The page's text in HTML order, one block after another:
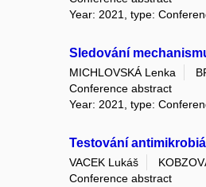
Year: 2021, type:
Sledování
MICHLOVSKÁ Lenka
Conference abstract
Year: 2021, type:
Testování
VACEK Lukáš
Conference abstract